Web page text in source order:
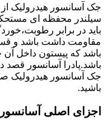
جک آسانسور هیدرولیک
سیلندر محفظه ای
باید در برابر
مقاومت داشت باشد و
باشد که پیستون داخل
باشد.پادرا آسانسور قصد
جک آسانسور هیدرولیک
باشید.
اجزای اصلی